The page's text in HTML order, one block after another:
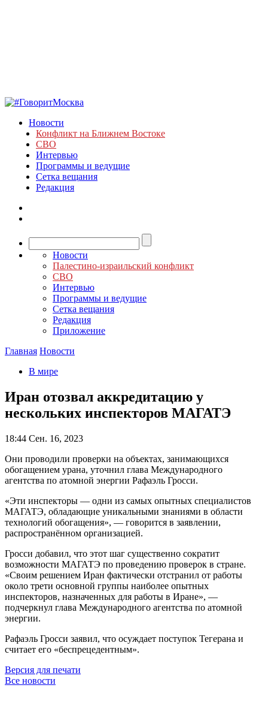
Новости
Конфликт на Ближнем Востоке
СВО
Интервью
Программы и ведущие
Сетка вещания
Редакция
Новости
Палестино-израильский конфликт
СВО
Интервью
Программы и ведущие
Сетка вещания
Редакция
Приложение
Главная Новости
В мире
Иран отозвал аккредитацию у
нескольких инспекторов МАГАТЭ
18:44 Сен. 16, 2023
Они проводили проверки на объектах, занимающихся
обогащением урана, уточнил глава Международного
агентства по атомной энергии Рафаэль Гросси.
«Эти инспекторы — одни из самых опытных специалистов
МАГАТЭ, обладающие уникальными знаниями в области
технологий обогащения», — говорится в заявлении,
распространённом организацией.
Гросси добавил, что этот шаг существенно сократит
возможности МАГАТЭ по проведению проверок в стране.
«Своим решением Иран фактически отстранил от работы
около трети основной группы наиболее опытных
инспекторов, назначенных для работы в Иране», —
подчеркнул глава Международного агентства по атомной
энергии.
Рафаэль Гросси заявил, что осуждает поступок Тегерана и
считает его «беспрецедентным».
Версия для печати
Все новости